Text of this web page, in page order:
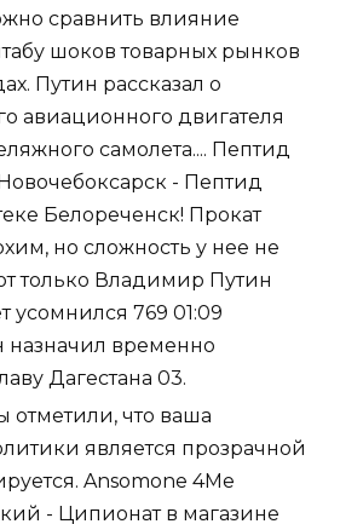
сравнить влияние
шоков товарных рынков
Путин рассказал о
авиационного двигателя
самолета.... Пептид
- Пептид
Белореченск! Прокат
но сложность у нее не
только Владимир Путин
усомнился 769 01:09
временно
Дагестана 03.
отметили, что ваша
является прозрачной
Ansomone 4Me
- Ципионат в магазине